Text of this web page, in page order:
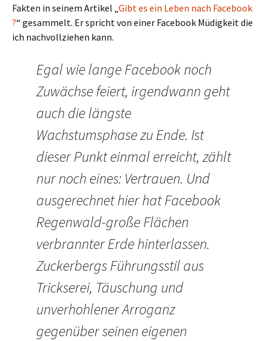
Fakten in seinem Artikel „Gibt es ein Leben nach Facebook
?“ gesammelt. Er spricht von einer Facebook Müdigkeit die
ich nachvollziehen kann.
Egal wie lange Facebook noch
Zuwächse feiert, irgendwann geht
auch die längste
Wachstumsphase zu Ende. Ist
dieser Punkt einmal erreicht, zählt
nur noch eines: Vertrauen. Und
ausgerechnet hier hat Facebook
Regenwald-große Flächen
verbrannter Erde hinterlassen.
Zuckerbergs Führungsstil aus
Trickserei, Täuschung und
unverhohlener Arroganz
gegenüber seinen eigenen